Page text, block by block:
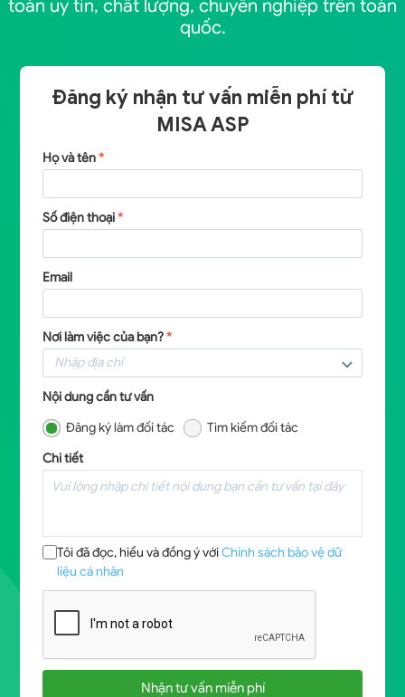
toán uy tín, chất lượng, chuyên nghiệp trên toàn
quốc.
Đăng ký nhận tư vấn miễn phí từ
MISA ASP
Họ và tên*
Số điện thoại*
Email
Nơi làm việc của bạn?*
Nội dung cần tư vấn
Đăng ký làm đối tác
Tìm kiếm đối tác
Chi tiết
Tôi đã đọc, hiểu và đồng ý vớiChính sách bảo vệ dữ
liệu cá nhân
Nhận tư vấn miễn phí